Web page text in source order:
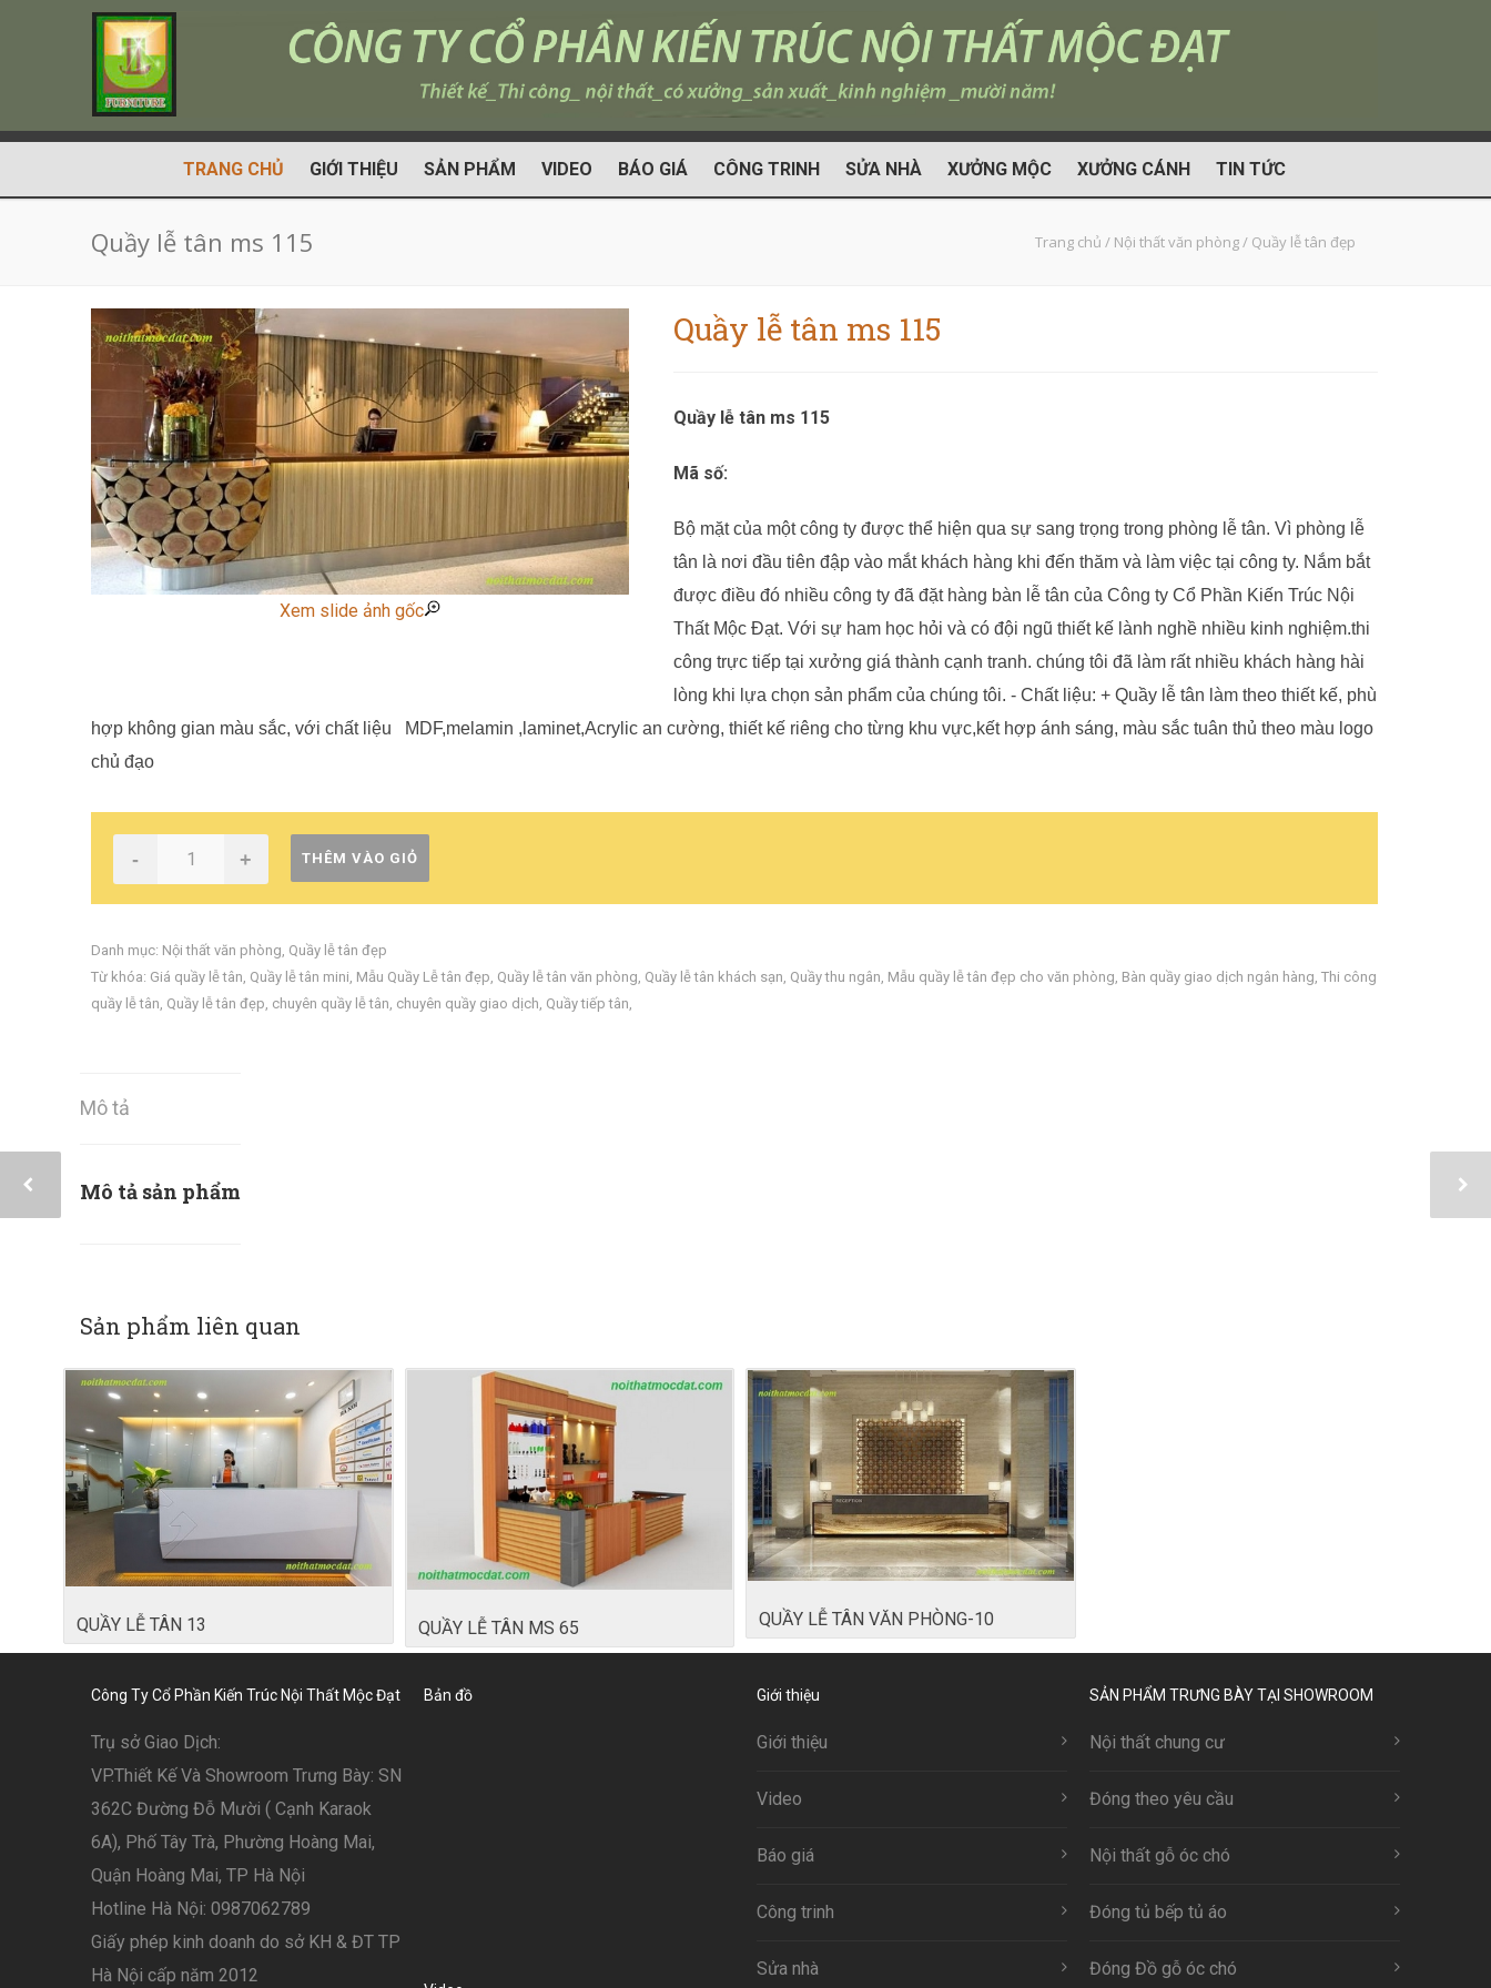
TRANG CHỦ GIỚI THIỆU SẢN PHẨM VIDEO BÁO GIÁ CÔNG TRINH SỬA NHÀ XƯỞNG MỘC XƯỞNG CÁNH TIN TỨC
Quầy lễ tân ms 115 Trang chủ / Nội thất văn phòng/ Quầy lễ tân đẹp
Xem slide ảnh gốc
Quầy lễ tân ms 115
Quầy lễ tân ms 115
Mã số:
Bộ mặt của một công ty được thể hiện qua sự sang trọng trong phòng lễ tân. Vì phòng lễ
tân là nơi đầu tiên đập vào mắt khách hàng khi đến thăm và làm việc tại công ty. Nắm bắt
được điều đó nhiều công ty đã đặt hàng bàn lễ tân của Công ty Cổ Phần Kiến Trúc Nội
Thất Mộc Đạt. Với sự ham học hỏi và có đội ngũ thiết kế lành nghề nhiều kinh nghiệm.thi
công trực tiếp tại xưởng giá thành cạnh tranh. chúng tôi đã làm rất nhiều khách hàng hài
lòng khi lựa chọn sản phẩm của chúng tôi. - Chất liệu: + Quầy lễ tân làm theo thiết kế, phù
hợp không gian màu sắc, với chất liệu MDF,melamin ,laminet,Acrylic an cường, thiết kế riêng cho từng khu vực,kết hợp ánh sáng, màu sắc tuân thủ theo màu logo
chủ đạo
- + THÊM VÀO GIỎ
Danh mục: Nội thất văn phòng, Quầy lễ tân đẹp
Từ khóa: Giá quầy lễ tân, Quầy lễ tân mini, Mẫu Quầy Lễ tân đẹp, Quầy lễ tân văn phòng, Quầy lễ tân khách sạn, Quầy thu ngân, Mẫu quầy lễ tân đẹp cho văn phòng, Bàn quầy giao dịch ngân hàng, Thi công
quầy lễ tân, Quầy lễ tân đẹp, chuyên quầy lễ tân, chuyên quầy giao dịch, Quầy tiếp tân,
Mô tả
Mô tả sản phẩm
Sản phẩm liên quan
QUẦY LỄ TÂN 13 QUẦY LỄ TÂN MS 65 QUẦY LỄ TÂN VĂN PHÒNG-10
Công Ty Cổ Phần Kiến Trúc Nội Thất Mộc Đạt
Trụ sở Giao Dịch:
VP.Thiết Kế Và Showroom Trưng Bày: SN
362C Đường Đỗ Mười ( Cạnh Karaok
6A), Phố Tây Trà, Phường Hoàng Mai,
Quận Hoàng Mai, TP Hà Nội
Hotline Hà Nội: 0987062789
Giấy phép kinh doanh do sở KH & ĐT TP
Hà Nội cấp năm 2012
Bản đồ Giới thiệu
Giới thiệu
Video
Báo giá
Công trinh
Sửa nhà
SẢN PHẨM TRƯNG BÀY TẠI SHOWROOM
Nội thất chung cư
Đóng theo yêu cầu
Nội thất gỗ óc chó
Đóng tủ bếp tủ áo
Đóng Đồ gỗ óc chó